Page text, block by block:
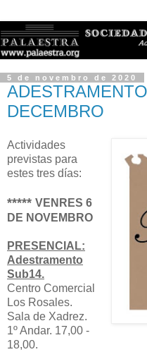
5 de novembro de 2020
DECEMBRO
Actividades
previstas para
estes tres días:
***** VENRES 6
DE NOVEMBRO
PRESENCIAL:
Adestramento
Sub14.
Centro Comercial
Los Rosales.
Sala de Xadrez.
1º Andar. 17,00 -
18,00.